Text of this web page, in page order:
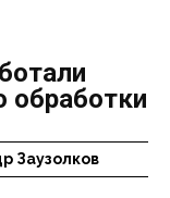
обработки
Заузолков